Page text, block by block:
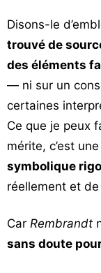
Vos
Les
bonnes
adresses
Disons-le
trouvé de
des éléments
— ni sur un
certaines
Ce que je peux
mérite, c’est une
symbolique
réellement et de
Car Rembrandt
sans doute